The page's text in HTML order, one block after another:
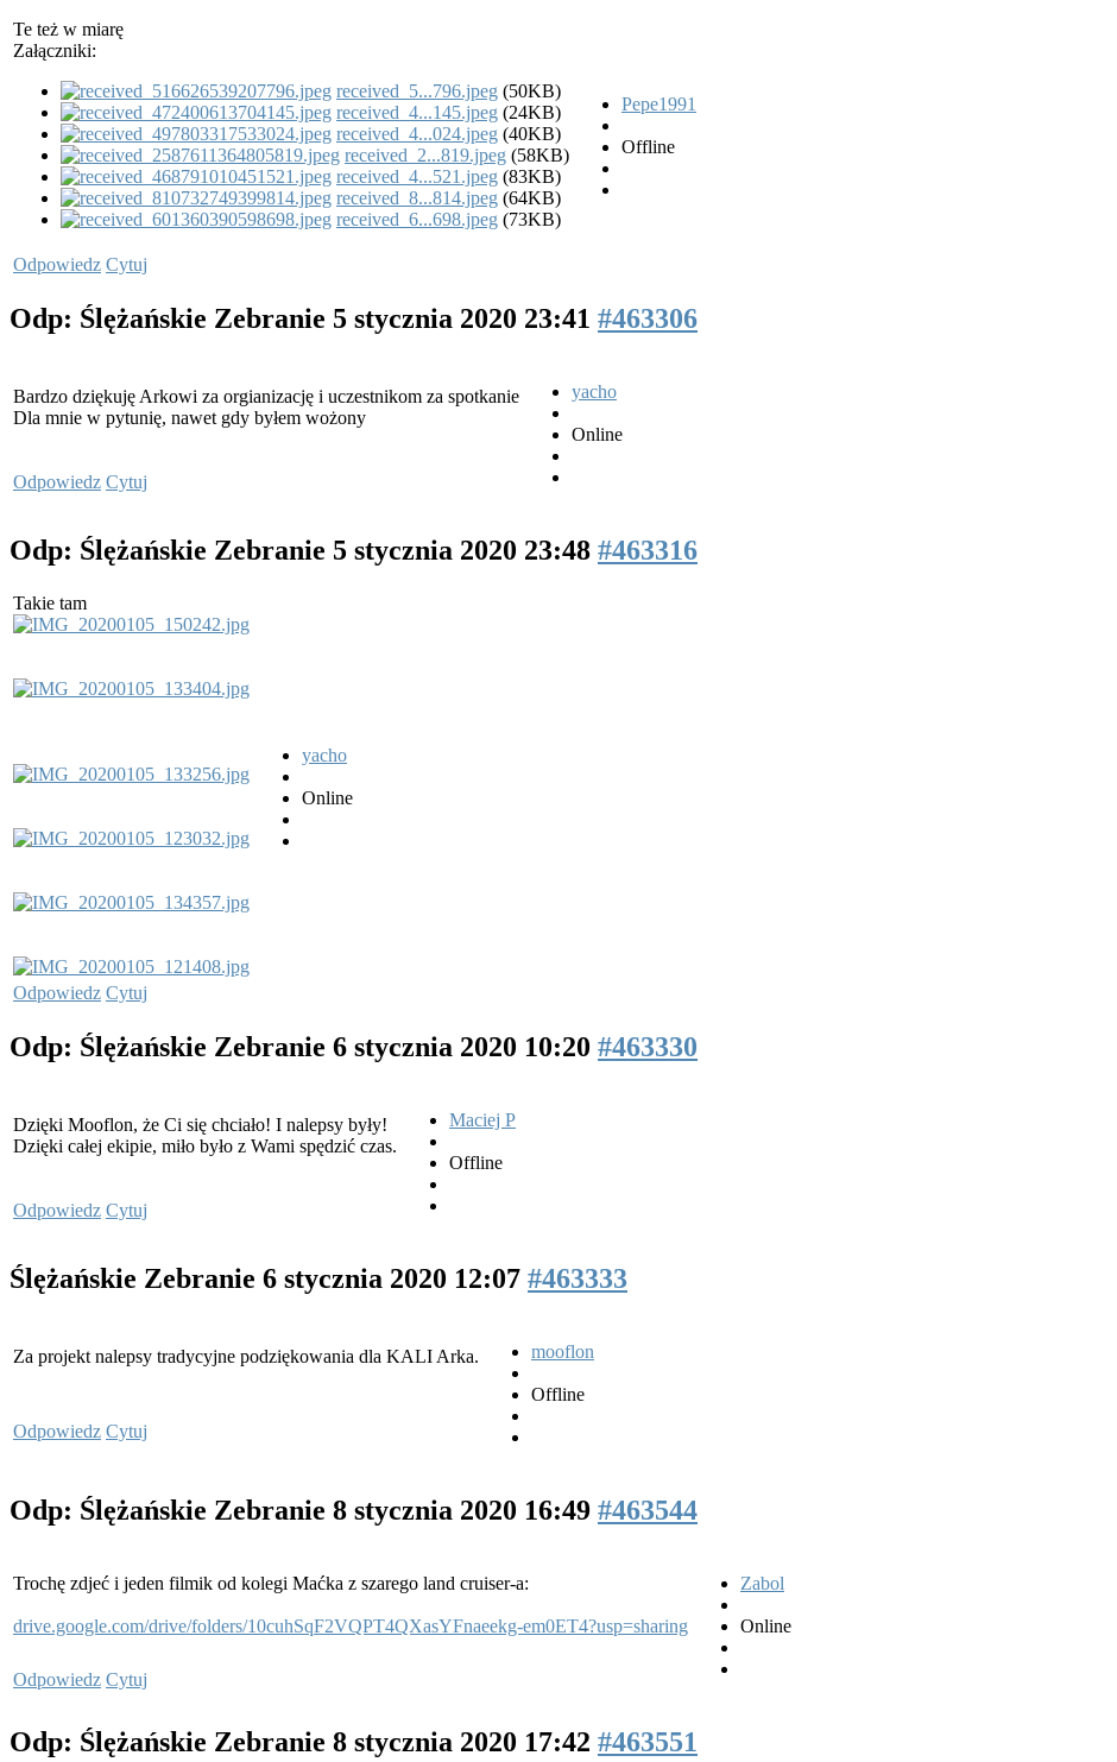
Te też w miarę
Załączniki:
received_5...796.jpeg (50KB)
received_4...145.jpeg (24KB)
received_4...024.jpeg (40KB)
received_2...819.jpeg (58KB)
received_4...521.jpeg (83KB)
received_8...814.jpeg (64KB)
received_6...698.jpeg (73KB)
Pepe1991
Offline
Odpowiedz Cytuj
Odp: Ślężańskie Zebranie 5 stycznia 2020 23:41 #463306
Bardzo dziękuję Arkowi za orgianizację i uczestnikom za spotkanie
Dla mnie w pytunię, nawet gdy byłem wożony
yacho
Online
Odpowiedz Cytuj
Odp: Ślężańskie Zebranie 5 stycznia 2020 23:48 #463316
Takie tam
yacho
Online
Odpowiedz Cytuj
Odp: Ślężańskie Zebranie 6 stycznia 2020 10:20 #463330
Dzięki Mooflon, że Ci się chciało! I nalepsy były!
Dzięki całej ekipie, miło było z Wami spędzić czas.
Maciej P
Offline
Odpowiedz Cytuj
Ślężańskie Zebranie 6 stycznia 2020 12:07 #463333
Za projekt nalepsy tradycyjne podziękowania dla KALI Arka. mooflon
Offline
Odpowiedz Cytuj
Odp: Ślężańskie Zebranie 8 stycznia 2020 16:49 #463544
Trochę zdjeć i jeden filmik od kolegi Maćka z szarego land cruiser-a:
drive.google.com/drive/folders/10cuhSqF2VQPT4QXasYFnaeekg-em0ET4?usp=sharing
Zabol
Online
Odpowiedz Cytuj
Odp: Ślężańskie Zebranie 8 stycznia 2020 17:42 #463551